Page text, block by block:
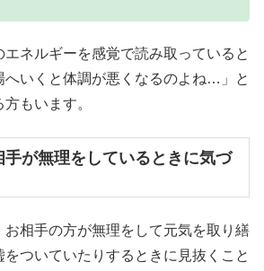
ネルギーを感覚で読み取っていると
へいくと体調が悪くなるのよね…」と
もいます。
が無理をしているときに気づ
お相手の方が無理をして元気を取り繕
をついていたりするときに見抜くこと